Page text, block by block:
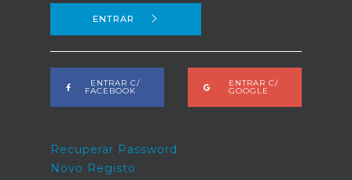
ENTRAR
ENTRAR C/
FACEBOOK
ENTRAR C/
GOOGLE
Recuperar Password
Novo Registo